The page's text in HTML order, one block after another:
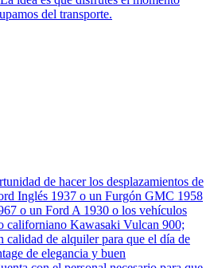
del transporte.
de hacer los desplazamientos de
Inglés 1937 o un Furgón GMC 1958
o un Ford A 1930 o los vehículos
californiano Kawasaki Vulcan 900;
calidad de alquiler para que el día de
de elegancia y buen